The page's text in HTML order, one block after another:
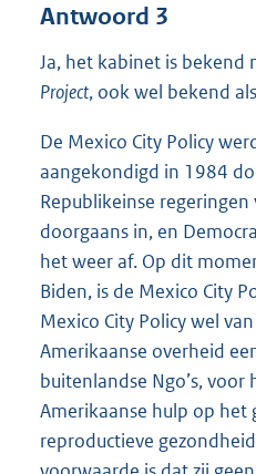
Antwoord 3
Ja, het kabinet is bekend
Project, ook wel bekend
De Mexico City Policy
aangekondigd in 1984
Republikeinse
doorgaans in, en
het weer af. Op dit
Biden, is de Mexico City
Mexico City Policy wel
Amerikaanse overheid
buitenlandse Ngo’s,
Amerikaanse hulp op het
reproductieve